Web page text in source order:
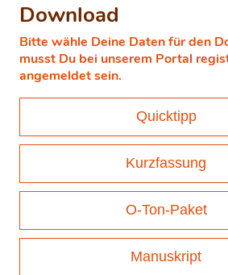
Download
Bitte wähle Deine Daten für den
musst Du bei unserem Portal
angemeldet sein.
Quicktipp
Kurzfassung
O-Ton-Paket
Manuskript